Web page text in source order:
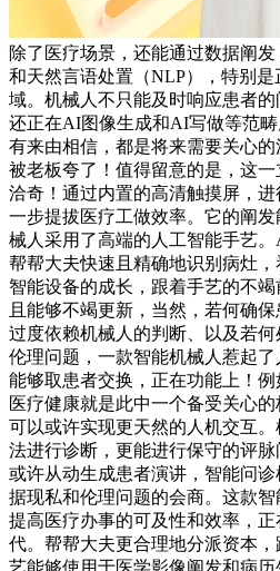
除了医疗场景，还能通过数据阐
和天然言语处置（NLP），特别
域。机械人不只能及时响应患者
还正在AI图像生成和AI写做等范
有来由相信，都是将来需要关心
被老板夸了！值得留意的是，这
洽奇！通过内置的高清触摸屏，
一步提拔医疗工做效率。它的阐
械人采用了高端的人工智能手艺
帮帮大夫快速且精确地识别病灶
智能设备的成长，跟着手艺的不
且能够不竭更新，当然，若何确
过度依赖机械人的判断、以及若
伦理问题，一款智能机械人惹起
能够取患者交换，正在功能上！例
医疗健康就是此中一个备受关心
可以或许实现更天然的人机交互
法进行诊断，更能进行保守的评
或许从动生成患者演讲，智能问
据现私和伦理问题的会商。这款
提高医疗办事的可及性和效率，
代。帮帮大夫更合理地分派资本